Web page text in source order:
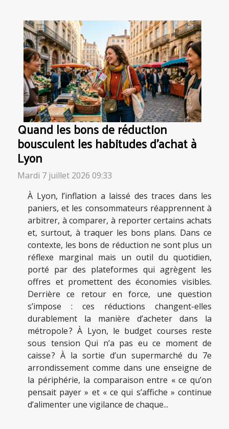
Quand les bons de réduction
bousculent les habitudes d’achat à
Lyon
Mardi 7 juillet 2026 09:33
À Lyon, l’inflation a laissé des traces dans les
paniers, et les consommateurs réapprennent à
arbitrer, à comparer, à reporter certains achats
et, surtout, à traquer les bons plans. Dans ce
contexte, les bons de réduction ne sont plus un
réflexe marginal mais un outil du quotidien,
porté par des plateformes qui agrègent les
offres et promettent des économies visibles.
Derrière ce retour en force, une question
s’impose : ces réductions changent-elles
durablement la manière d’acheter dans la
métropole ? À Lyon, le budget courses reste
sous tension Qui n’a pas eu ce moment de
caisse ? À la sortie d’un supermarché du 7e
arrondissement comme dans une enseigne de
la périphérie, la comparaison entre « ce qu’on
pensait payer » et « ce qui s’affiche » continue
d’alimenter une vigilance de chaque...